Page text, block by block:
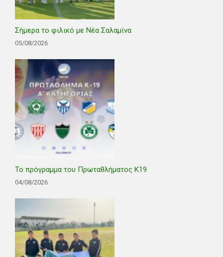
Σήμερα το φιλικό με Νέα Σαλαμίνα
05/08/2026
Το πρόγραμμα του Πρωταθλήματος Κ19
04/08/2026